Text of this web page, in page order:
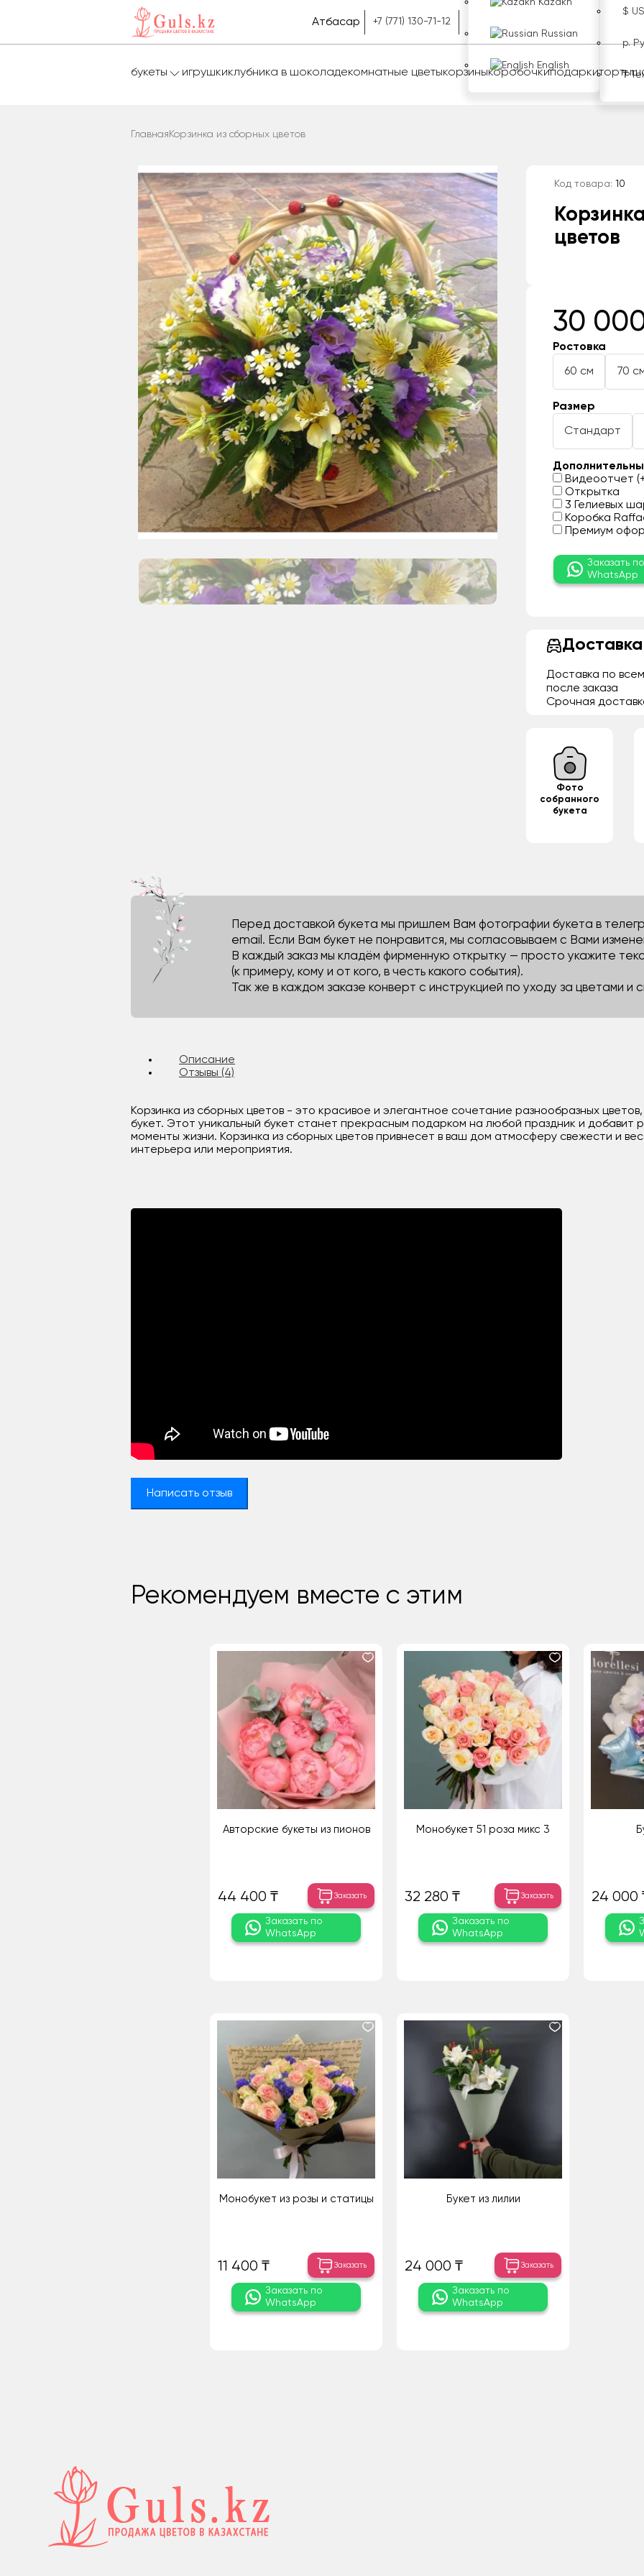
Атбасар +7 (771) 130-71-12
Kazakh
Russian
English
$
р.
₸
букеты игрушкиклубника в шоколадекомнатные цветыкорзиныкоробочкиподаркиторты
Главная Корзинка из сборных цветов
Код товара: 10
цветов
30
Ростовка
60 см 70
Размер
Стандарт
Видеоотчет
Открытка
3 Гелиевых
Коробка
Премиум
Заказать по
WhatsApp
Доставка по
после заказа
Срочная
Фото
собранного
букета
Перед доставкой букета мы пришлем Вам фотографии букета в
email. Если Вам букет не понравится, мы согласовываем с Вами
В каждый заказ мы кладём фирменную открытку — просто укажите
(к примеру, кому и от кого, в честь какого события).
Так же в каждом заказе конверт с инструкцией по уходу за цветами и
Описание
Отзывы (4)
Корзинка из сборных цветов - это красивое и элегантное сочетание разнообразных
букет. Этот уникальный букет станет прекрасным подарком на любой праздник и добавит
моменты жизни. Корзинка из сборных цветов привнесет в ваш дом атмосферу свежести и
интерьера или мероприятия.
Написать отзыв
Рекомендуем вместе с этим
Авторские букеты из пионов
44 400 ₸ Заказать
Заказать по
WhatsApp
Монобукет 51 роза микс 3
32 280 ₸ Заказать
Заказать по
WhatsApp
24 000
Монобукет из розы и статицы
11 400 ₸ Заказать
Заказать по
WhatsApp
Букет из лилии
24 000 ₸ Заказать
Заказать по
WhatsApp